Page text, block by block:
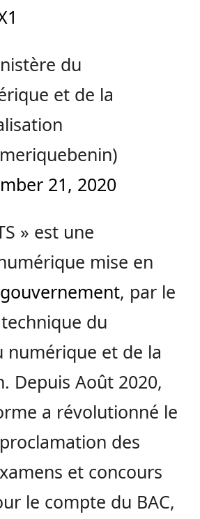
du
et de la
21, 2020
» est une
mise en
gouvernement, par le
du
numérique et de la
Depuis Août 2020,
a révolutionné le
des
et concours
le compte du BAC,